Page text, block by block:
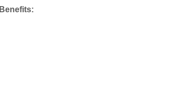
Benefits: